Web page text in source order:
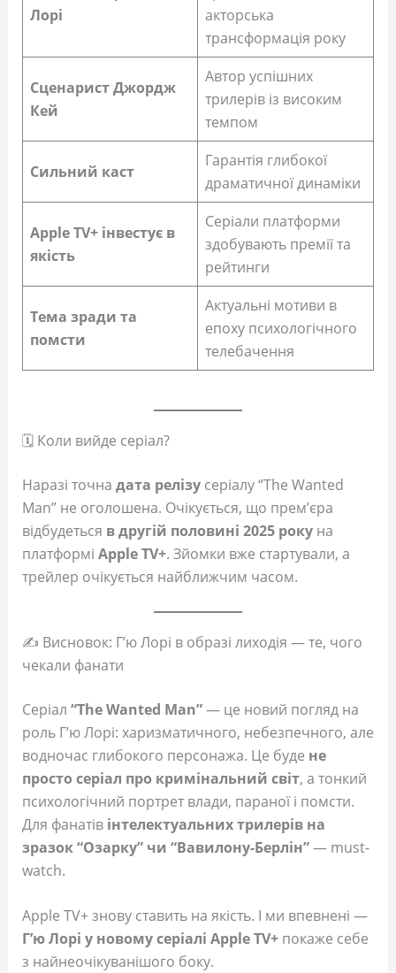
Лорі
акторська
трансформація року
Сценарист Джордж
Кей
Автор успішних
трилерів із високим
темпом
Сильний каст
Гарантія глибокої
драматичної динаміки
Apple TV+ інвестує в
якість
Серіали платформи
здобувають премії та
рейтинги
Тема зради та
помсти
Актуальні мотиви в
епоху психологічного
телебачення
🗓 Коли вийде серіал?
Наразі точна дата релізусеріалу “The Wanted
Man” не оголошена. Очікується, що прем’єра
відбудеться в другій половині 2025 рокуна
платформі Apple TV+. Зйомки вже стартували, а
трейлер очікується найближчим часом.
✍️ Висновок: Г’ю Лорі в образі лиходія — те, чого
чекали фанати
Серіал “The Wanted Man”— це новий погляд на
роль Г’ю Лорі: харизматичного, небезпечного, але
водночас глибокого персонажа. Це буде не
просто серіал про кримінальний світ, а тонкий
психологічний портрет влади, параної і помсти.
Для фанатів інтелектуальних трилерів на
зразок “Озарку” чи “Вавилону-Берлін”— must-
watch.
Apple TV+ знову ставить на якість. І ми впевнені —
Г’ю Лорі у новому серіалі Apple TV+покаже себе
з найнеочікуванішого боку.